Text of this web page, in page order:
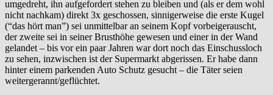
umgedreht, ihn aufgefordert stehen zu bleiben und (als er dem wohl
nicht nachkam) direkt 3x geschossen, sinnigerweise die erste Kugel
(“das hört man”) sei unmittelbar an seinem Kopf vorbeigerauscht,
der zweite sei in seiner Brusthöhe gewesen und einer in der Wand
gelandet – bis vor ein paar Jahren war dort noch das Einschussloch
zu sehen, inzwischen ist der Supermarkt abgerissen. Er habe dann
hinter einem parkenden Auto Schutz gesucht – die Täter seien
weitergerannt/geflüchtet.